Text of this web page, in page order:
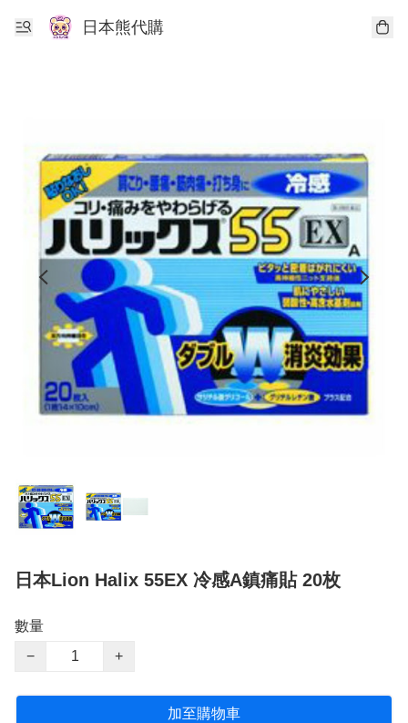
日本熊代購
日本Lion Halix 55EX 冷感A鎮痛貼 20枚
數量
−
+
加至購物車